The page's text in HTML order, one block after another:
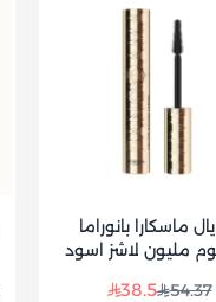
ماسكارا بانوراما
مليون لاشز اسود
54.37
38.5